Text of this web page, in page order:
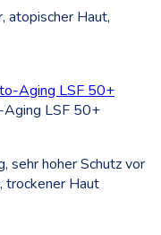
atopischer Haut,
LSF 50+
sehr hoher Schutz vor
trockener Haut